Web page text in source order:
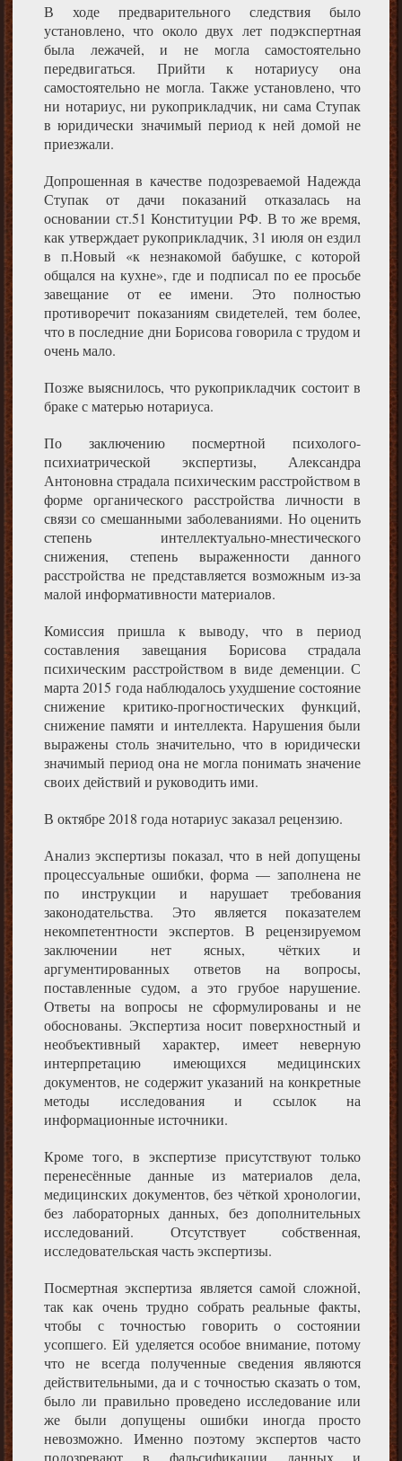
В ходе предварительного следствия было
установлено, что около двух лет подэкспертная
была лежачей, и не могла самостоятельно
передвигаться. Прийти к нотариусу она
самостоятельно не могла. Также установлено, что
ни нотариус, ни рукоприкладчик, ни сама Ступак
в юридически значимый период к ней домой не
приезжали.
Допрошенная в качестве подозреваемой Надежда
Ступак от дачи показаний отказалась на
основании ст.51 Конституции РФ. В то же время,
как утверждает рукоприкладчик, 31 июля он ездил
в п.Новый «к незнакомой бабушке, с которой
общался на кухне», где и подписал по ее просьбе
завещание от ее имени. Это полностью
противоречит показаниям свидетелей, тем более,
что в последние дни Борисова говорила с трудом и
очень мало.
Позже выяснилось, что рукоприкладчик состоит в
браке с матерью нотариуса.
По заключению посмертной психолого-
психиатрической экспертизы, Александра
Антоновна страдала психическим расстройством в
форме органического расстройства личности в
связи со смешанными заболеваниями. Но оценить
степень интеллектуально-мнестического
снижения, степень выраженности данного
расстройства не представляется возможным из-за
малой информативности материалов.
Комиссия пришла к выводу, что в период
составления завещания Борисова страдала
психическим расстройством в виде деменции. С
марта 2015 года наблюдалось ухудшение состояние
снижение критико-прогностических функций,
снижение памяти и интеллекта. Нарушения были
выражены столь значительно, что в юридически
значимый период она не могла понимать значение
своих действий и руководить ими.
В октябре 2018 года нотариус заказал рецензию.
Анализ экспертизы показал, что в ней допущены
процессуальные ошибки, форма — заполнена не
по инструкции и нарушает требования
законодательства. Это является показателем
некомпетентности экспертов. В рецензируемом
заключении нет ясных, чётких и
аргументированных ответов на вопросы,
поставленные судом, а это грубое нарушение.
Ответы на вопросы не сформулированы и не
обоснованы. Экспертиза носит поверхностный и
необъективный характер, имеет неверную
интерпретацию имеющихся медицинских
документов, не содержит указаний на конкретные
методы исследования и ссылок на
информационные источники.
Кроме того, в экспертизе присутствуют только
перенесённые данные из материалов дела,
медицинских документов, без чёткой хронологии,
без лабораторных данных, без дополнительных
исследований. Отсутствует собственная,
исследовательская часть экспертизы.
Посмертная экспертиза является самой сложной,
так как очень трудно собрать реальные факты,
чтобы с точностью говорить о состоянии
усопшего. Ей уделяется особое внимание, потому
что не всегда полученные сведения являются
действительными, да и с точностью сказать о том,
было ли правильно проведено исследование или
же были допущены ошибки иногда просто
невозможно. Именно поэтому экспертов часто
подозревают в фальсификации данных и